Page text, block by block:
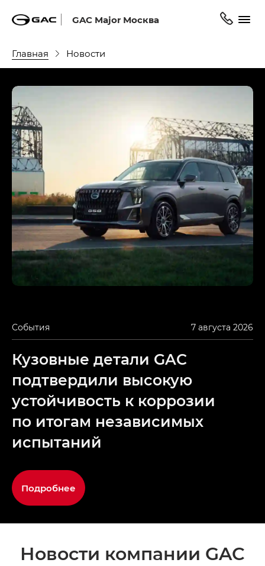
GAC Major Москва
Главная Новости
События 7 августа 2026
Кузовные детали GAC
подтвердили высокую
устойчивость к коррозии
по итогам независимых
испытаний
Подробнее
Новости компании GAC